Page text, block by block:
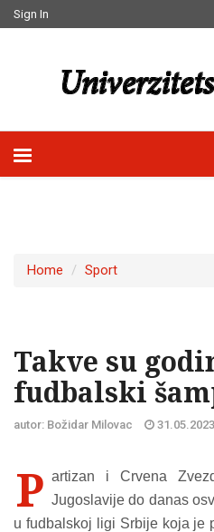
Sign In
Home Sport
Takve su
fudbalski
autor: Božidar Milovac 31.05.2023
P artizan i Crvena
Jugoslavije do danas
u fudbalskoj ligi Srbije koja je